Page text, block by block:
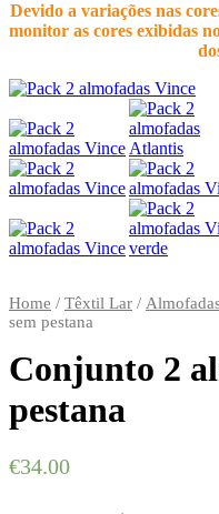
Devido a variações nas
monitor as cores exibidas
Home / Têxtil Lar /
sem pestana
Conjunto 2
pestana
€34.00